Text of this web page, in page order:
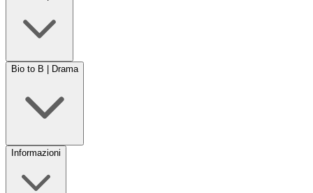
Bio to B | Drama
Informazioni